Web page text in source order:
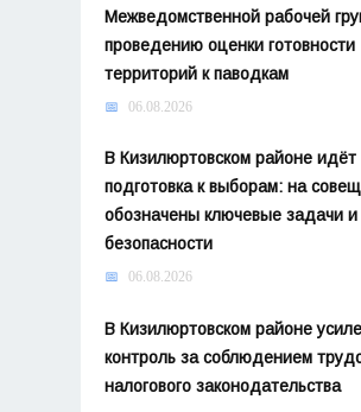
Межведомственной рабочей
проведению оценки готовности
территорий к паводкам
06.08.2026
В Кизилюртовском районе идёт
подготовка к выборам: на
обозначены ключевые задачи
безопасности
06.08.2026
В Кизилюртовском районе
контроль за соблюдением
налогового законодательства